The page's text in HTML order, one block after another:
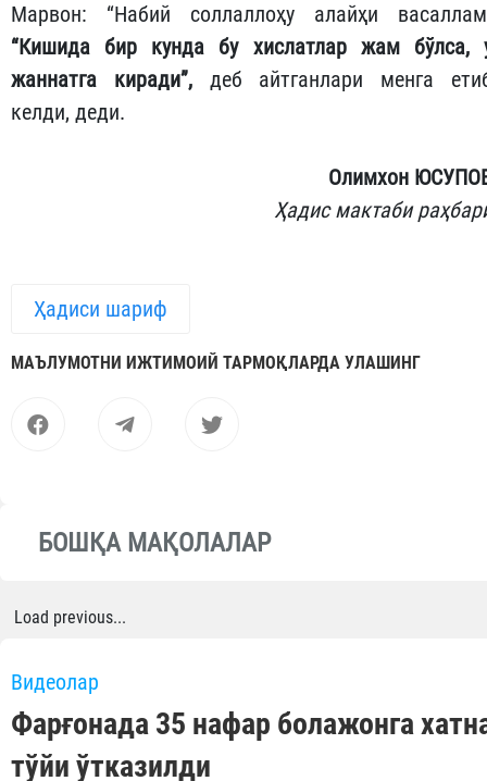
Марвон: “Набий соллаллоҳу алайҳи
“Кишида бир кунда бу хислатлар жам бўлса,
жаннатга киради”,деб айтганлари менга
келди, деди.
Олимхон
Ҳадис мактаби
Ҳадиси шариф
МАЪЛУМОТНИ ИЖТИМОИЙ ТАРМОҚЛАРДА УЛАШИНГ
БОШҚА МАҚОЛАЛАР
Load previous...
Видеолар
Фарғонада 35 нафар болажонга
тўйи ўтказилди